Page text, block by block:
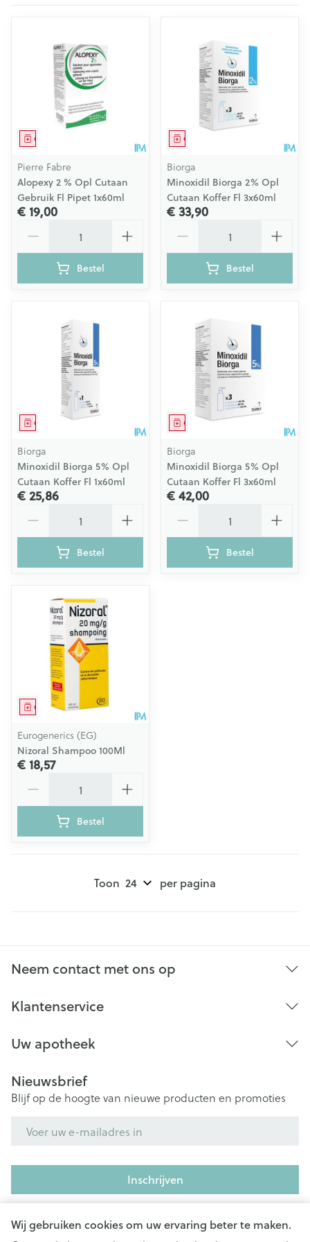
Wij gebruiken cookies om uw ervaring beter te maken.
Geneesmiddel
Pierre Fabre
Alopexy 2 % Opl Cutaan
Gebruik Fl Pipet 1x60ml
€ 19,00
Bestel
Geneesmiddel
Biorga
Minoxidil Biorga 2% Opl
Cutaan Koffer Fl 3x60ml
€ 33,90
Bestel
Geneesmiddel
Biorga
Minoxidil Biorga 5% Opl
Cutaan Koffer Fl 1x60ml
€ 25,86
Bestel
Geneesmiddel
Biorga
Minoxidil Biorga 5% Opl
Cutaan Koffer Fl 3x60ml
€ 42,00
Bestel
Geneesmiddel
Eurogenerics (EG)
Nizoral Shampoo 100Ml
€ 18,57
Bestel
Toon per pagina
Neem contact met ons op
Klantenservice
Uw apotheek
Nieuwsbrief
Blijf op de hoogte van nieuwe producten en promoties
Inschrijven
nieuwsbrief en gaat u akkoord met onzeprivacy policy.